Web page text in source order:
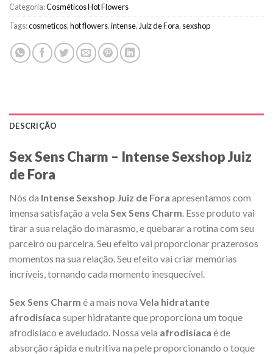
Categoria:Cosméticos Hot Flowers
Tags:cosmeticos,hot flowers,intense,Juiz de Fora, sexshop
DESCRIÇÃO
Sex Sens Charm – Intense Sexshop Juiz
de Fora
Nós da Intense Sexshop Juiz de Fora apresentamos com
imensa satisfação a vela Sex Sens Charm. Esse produto vai
tirar a sua relação do marasmo, e quebarar a rotina com seu
parceiro ou parceira. Seu efeito vai proporcionar prazerosos
momentos na sua relação. Seu efeito vai criar memórias
incríveis, tornando cada momento inesquecível.
Sex Sens Charm é a mais nova Vela hidratante
afrodisíaca super hidratante que proporciona um toque
afrodisíaco e aveludado. Nossa vela afrodisíaca é de
absorção rápida e nutritiva na pele proporcionando o toque